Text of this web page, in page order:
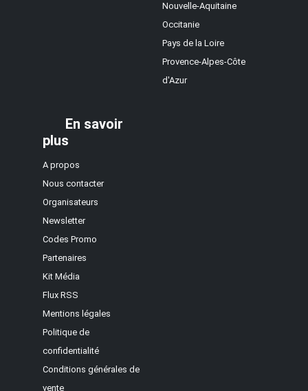
Nouvelle-Aquitaine
Occitanie
Pays de la Loire
Provence-Alpes-Côte
d'Azur
En savoir
plus
A propos
Nous contacter
Organisateurs
Newsletter
Codes Promo
Partenaires
Kit Média
Flux RSS
Mentions légales
Politique de
confidentialité
Conditions générales de
vente